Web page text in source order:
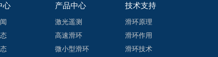
心 产品中心
激光遥测
高速滑环
微小型滑环
技术支持
滑环原理
滑环作用
滑环技术